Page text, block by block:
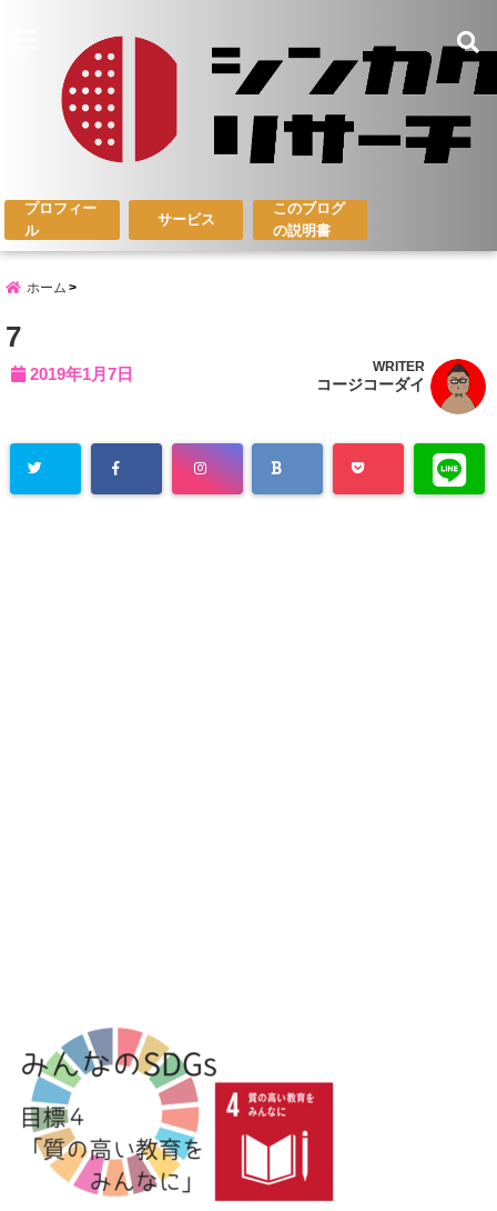
プロフィー
ル
サービス
このブログ
の説明書
ホーム
7
2019年1月7日 WRITER
コージコーダイ